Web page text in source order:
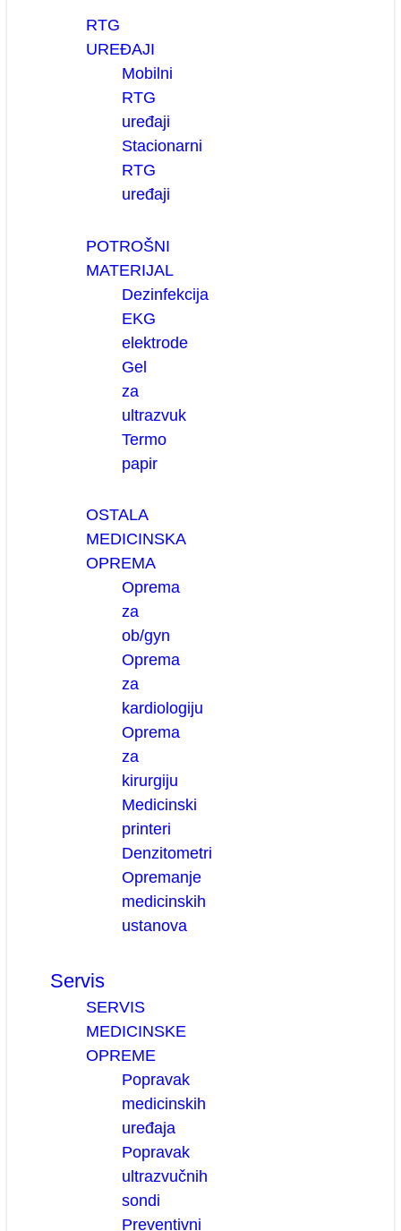
RTG
UREĐAJI
Mobilni
RTG
uređaji
Stacionarni
RTG
uređaji
POTROŠNI
MATERIJAL
Dezinfekcija
EKG
elektrode
Gel
za
ultrazvuk
Termo
papir
OSTALA
MEDICINSKA
OPREMA
Oprema
za
ob/gyn
Oprema
za
kardiologiju
Oprema
za
kirurgiju
Medicinski
printeri
Denzitometri
Opremanje
medicinskih
ustanova
Servis
SERVIS
MEDICINSKE
OPREME
Popravak
medicinskih
uređaja
Popravak
ultrazvučnih
sondi
Preventivni